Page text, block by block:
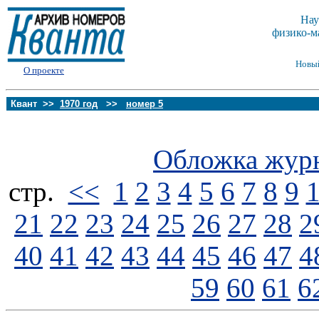
О проекте
физико-
Квант >> 1970 год >> номер 5
Обложка
стp. << 1 2 3 4 5 6 7 8 9
21 22 23 24 25 26 27 28
40 41 42 43 44 45 46 47
59 60 61